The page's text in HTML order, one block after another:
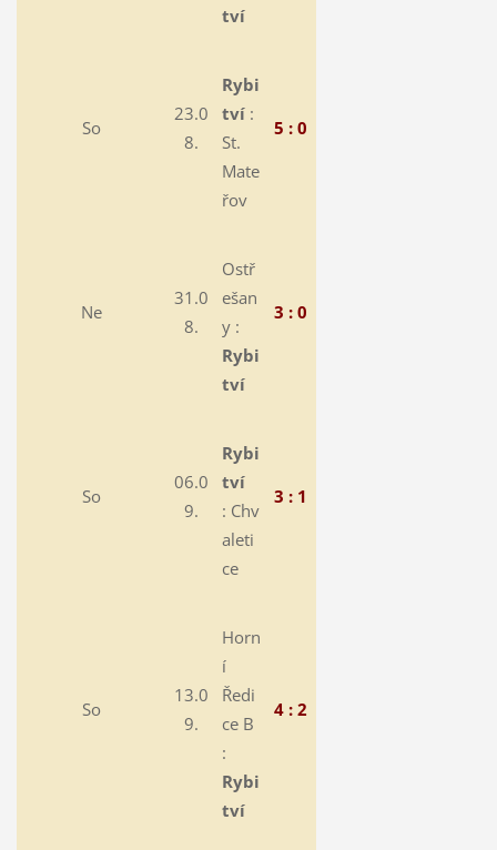
tví
So
23.0
8.
Rybi
tví:
St.
Mate
řov
5 : 0
Ne
31.0
8.
Ostř
ešan
y :
Rybi
tví
3 : 0
So
06.0
9.
Rybi
tví
: Chv
aleti
ce
3 : 1
So
13.0
9.
Horn
í
Ředi
ce B
:
Rybi
tví
4 : 2